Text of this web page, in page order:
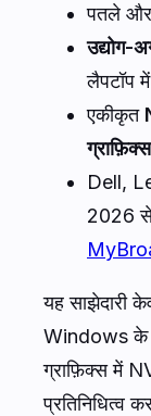
पतले और
उद्योग-
लैपटॉप
एकीकृत
Dell,
2026 से
यह साझेदारी
Windows के
ग्राफ़िक्स में
प्रतिनिधित्व